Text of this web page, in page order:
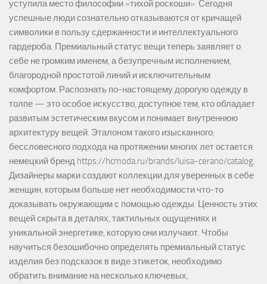
уступила место философии «тихой роскоши». Сегодня
успешные люди сознательно отказываются от кричащей
символики в пользу сдержанности и интеллектуального
гардероба. Премиальный статус вещи теперь заявляет о
себе не громким именем, а безупречным исполнением,
благородной простотой линий и исключительным
комфортом. Распознать по-настоящему дорогую одежду в
толпе — это особое искусство, доступное тем, кто обладает
развитым эстетическим вкусом и понимает внутреннюю
архитектуру вещей. Эталоном такого изысканного,
бессловесного подхода на протяжении многих лет остается
немецкий бренд https://hcmoda.ru/brands/luisa-cerano/catalog.
Дизайнеры марки создают коллекции для уверенных в себе
женщин, которым больше нет необходимости что-то
доказывать окружающим с помощью одежды. Ценность этих
вещей скрыта в деталях, тактильных ощущениях и
уникальной энергетике, которую они излучают. Чтобы
научиться безошибочно определять премиальный статус
изделия без подсказок в виде этикеток, необходимо
обратить внимание на несколько ключевых,